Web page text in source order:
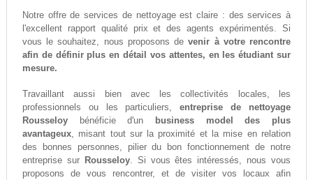
Notre offre de services de nettoyage est claire : des services à
l'excellent rapport qualité prix et des agents expérimentés. Si
vous le souhaitez, nous proposons devenir à votre rencontre
afin de définir plus en détail vos attentes, en les étudiant sur
mesure.
Travaillant aussi bien avec les collectivités locales, les
professionnels ou les particuliers,entreprise de nettoyage
Rousseloybénéficie d'un
business model des plus
avantageux, misant tout sur la proximité et la mise en relation
des bonnes personnes, pilier du bon fonctionnement de notre
entreprise sur Rousseloy. Si vous êtes intéressés, nous vous
proposons de vous rencontrer, et de visiter vos locaux afin